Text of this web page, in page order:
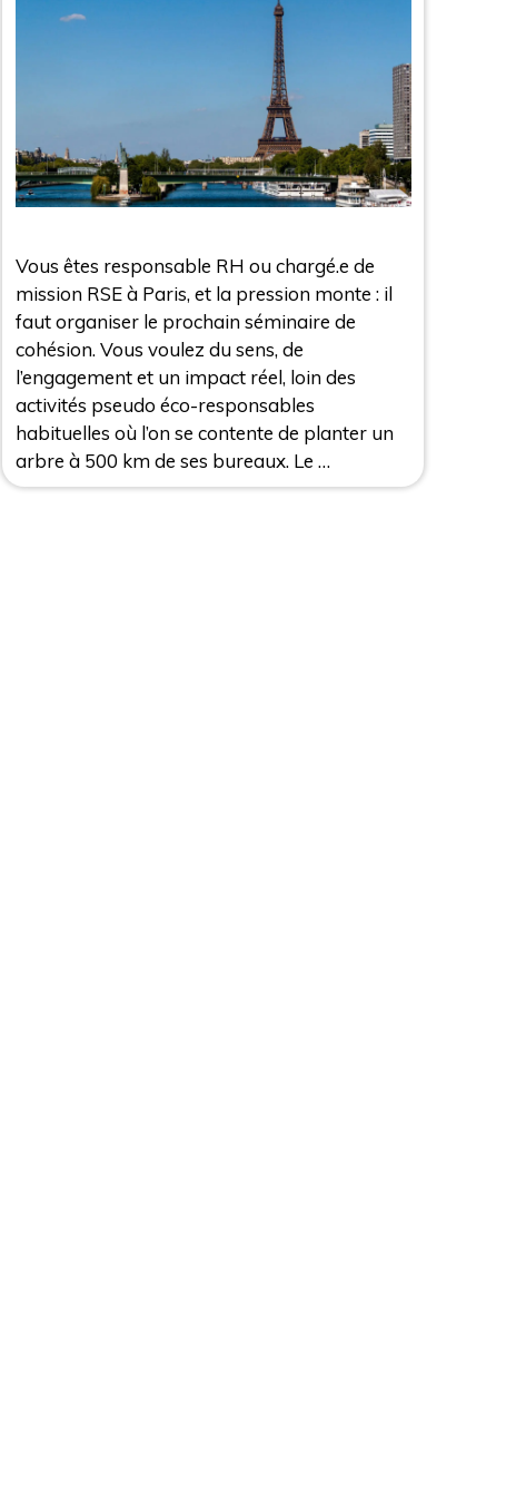
Vous êtes responsable RH ou chargé.e de
mission RSE à Paris, et la pression monte : il
faut organiser le prochain séminaire de
cohésion. Vous voulez du sens, de
l’engagement et un impact réel, loin des
activités pseudo éco-responsables
habituelles où l’on se contente de planter un
arbre à 500 km de ses bureaux. Le …